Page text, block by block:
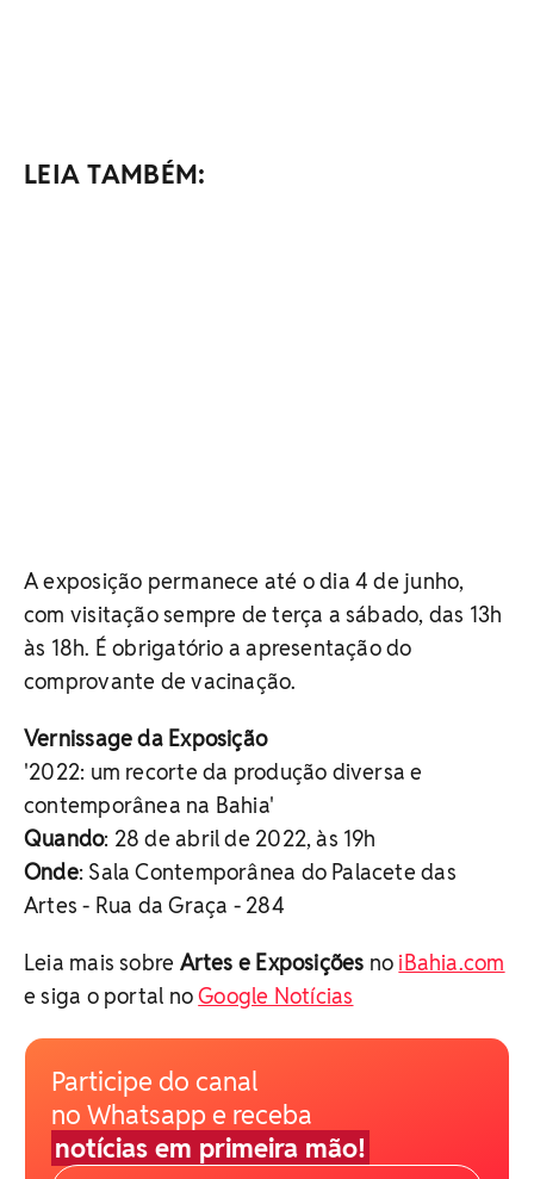
LEIA TAMBÉM:
A exposição permanece até o dia 4 de junho,
com visitação sempre de terça a sábado, das 13h
às 18h. É obrigatório a apresentação do
comprovante de vacinação.
Vernissage da Exposição
'2022: um recorte da produção diversa e
contemporânea na Bahia'
Quando: 28 de abril de 2022, às 19h
Onde: Sala Contemporânea do Palacete das
Artes - Rua da Graça - 284
Leia mais sobre Artes e Exposições no iBahia.com
e siga o portal noGoogle Notícias
Participe do canal
no Whatsapp e receba
notícias em primeira mão!